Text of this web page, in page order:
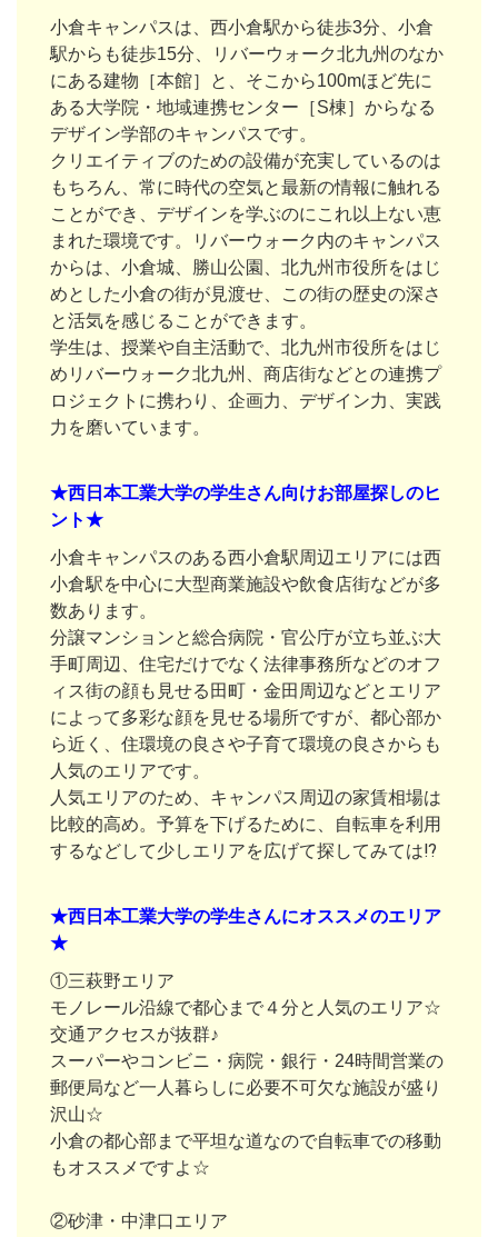
小倉キャンパスは、西小倉駅から徒歩3分、小倉
駅からも徒歩15分、リバーウォーク北九州のなか
にある建物［本館］と、そこから100mほど先に
ある大学院・地域連携センター［S棟］からなる
デザイン学部のキャンパスです。
クリエイティブのための設備が充実しているのは
もちろん、常に時代の空気と最新の情報に触れる
ことができ、デザインを学ぶのにこれ以上ない恵
まれた環境です。リバーウォーク内のキャンパス
からは、小倉城、勝山公園、北九州市役所をはじ
めとした小倉の街が見渡せ、この街の歴史の深さ
と活気を感じることができます。
学生は、授業や自主活動で、北九州市役所をはじ
めリバーウォーク北九州、商店街などとの連携プ
ロジェクトに携わり、企画力、デザイン力、実践
力を磨いています。
★西日本工業大学の学生さん向けお部屋探しのヒ
ント★
小倉キャンパスのある西小倉駅周辺エリアには西
小倉駅を中心に大型商業施設や飲食店街などが多
数あります。
分譲マンションと総合病院・官公庁が立ち並ぶ大
手町周辺、住宅だけでなく法律事務所などのオフ
ィス街の顔も見せる田町・金田周辺などとエリア
によって多彩な顔を見せる場所ですが、都心部か
ら近く、住環境の良さや子育て環境の良さからも
人気のエリアです。
人気エリアのため、キャンパス周辺の家賃相場は
比較的高め。予算を下げるために、自転車を利用
するなどして少しエリアを広げて探してみては⁉
★西日本工業大学の学生さんにオススメのエリア
★
①三萩野エリア
モノレール沿線で都心まで４分と人気のエリア☆
交通アクセスが抜群♪
スーパーやコンビニ・病院・銀行・24時間営業の
郵便局など一人暮らしに必要不可欠な施設が盛り
沢山☆
小倉の都心部まで平坦な道なので自転車での移動
もオススメですよ☆
②砂津・中津口エリア